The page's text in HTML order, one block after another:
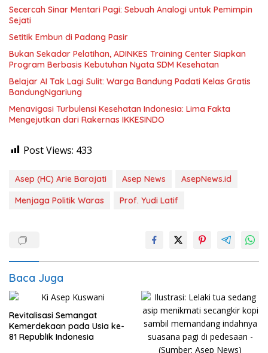
Secercah Sinar Mentari Pagi: Sebuah Analogi untuk Pemimpin
Sejati
Setitik Embun di Padang Pasir
Bukan Sekadar Pelatihan, ADINKES Training Center Siapkan
Program Berbasis Kebutuhan Nyata SDM Kesehatan
Belajar AI Tak Lagi Sulit: Warga Bandung Padati Kelas Gratis
BandungNgariung
Menavigasi Turbulensi Kesehatan Indonesia: Lima Fakta
Mengejutkan dari Rakernas IKKESINDO
Post Views: 433
Asep (HC) Arie Barajati Asep News
AsepNews.id
Menjaga Politik Waras
Prof. Yudi Latif
Baca Juga
Revitalisasi Semangat
Kemerdekaan pada Usia ke-
81 Republik Indonesia